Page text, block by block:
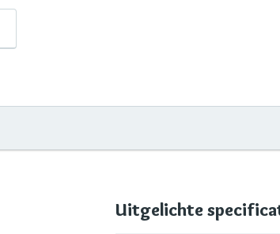
Uitgelichte